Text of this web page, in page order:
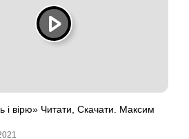
і вірю» Читати, Скачати. Максим